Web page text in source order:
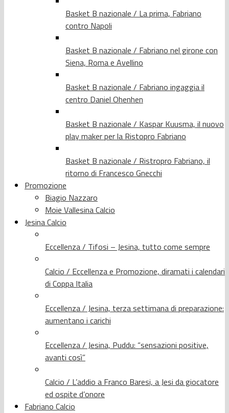
Basket B nazionale / La prima, Fabriano
contro Napoli
Basket B nazionale / Fabriano nel girone con
Siena, Roma e Avellino
Basket B nazionale / Fabriano ingaggia il
centro Daniel Ohenhen
Basket B nazionale / Kaspar Kuusma, il nuovo
play maker per la Ristopro Fabriano
Basket B nazionale / Ristropro Fabriano, il
ritorno di Francesco Gnecchi
Promozione
Biagio Nazzaro
Moie Vallesina Calcio
Jesina Calcio
Eccellenza / Tifosi – Jesina, tutto come sempre
Calcio / Eccellenza e Promozione, diramati i calendari
di Coppa Italia
Eccellenza / Jesina, terza settimana di preparazione:
aumentano i carichi
Eccellenza / Jesina, Puddu: “sensazioni positive,
avanti così”
Calcio / L’addio a Franco Baresi, a Jesi da giocatore
ed ospite d’onore
Fabriano Calcio